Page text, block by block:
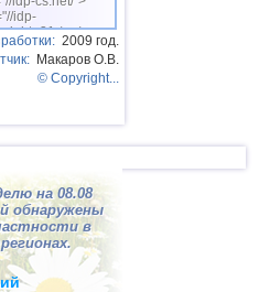
2,6 1
2,5 1
idp-
/></a>
2009 год.
Макаров О.В.
© Copyright...
на 08.08
обнаружены
в